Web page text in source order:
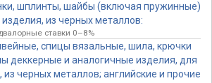
шплинты, шайбы (включая пружинные)
из черных металлов:
ставки 0–8%
спицы вязальные, шила, крючки
деккерные и аналогичные изделия, для
из черных металлов; английские и прочие